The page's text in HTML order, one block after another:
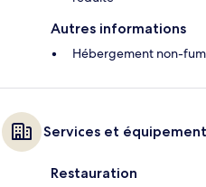
Autres informations
Hébergement non-
Services et
Restauration